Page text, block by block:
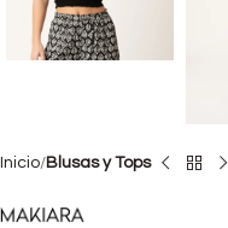
Inicio Blusas y Tops